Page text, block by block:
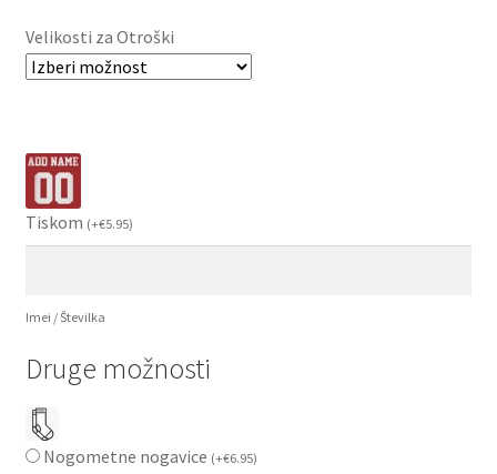
Velikosti za Otroški
Tiskom (+€5.95)
Imei / Številka
Druge možnosti
Nogometne nogavice (+€6.95)